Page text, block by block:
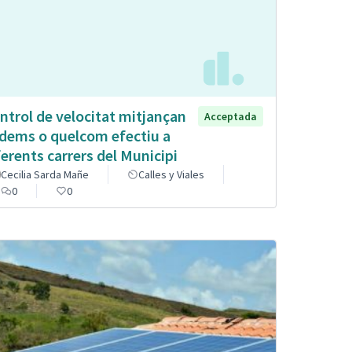
de velocitat mitjançan
o quelcom efectiu a
carrers del Municipi
Acceptada
Cecilia Sarda Mañe
Calles y Viales
0
0